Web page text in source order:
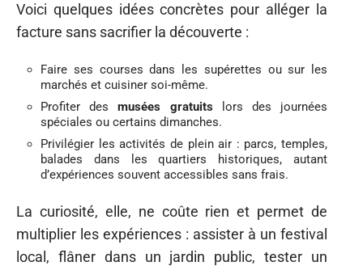
Voici quelques idées concrètes pour alléger la
facture sans sacrifier la découverte :
Faire ses courses dans les supérettes ou sur les
marchés et cuisiner soi-même.
Profiter desmusées gratuits lors des journées
spéciales ou certains dimanches.
Privilégier les activités de plein air : parcs, temples,
balades dans les quartiers historiques, autant
d’expériences souvent accessibles sans frais.
La curiosité, elle, ne coûte rien et permet de
multiplier les expériences : assister à un festival
local, flâner dans un jardin public, tester un